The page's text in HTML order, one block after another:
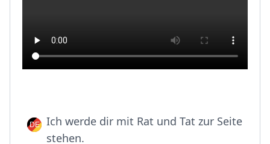
Ich werde dir mit Rat und Tat zur Seite
stehen.